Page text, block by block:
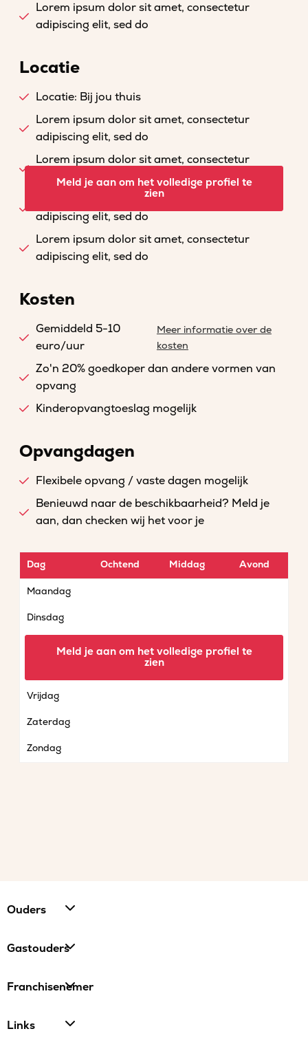
Lorem ipsum dolor sit amet, consectetur
adipiscing elit, sed do
Locatie
Locatie: Bij jou thuis
Lorem ipsum dolor sit amet, consectetur
adipiscing elit, sed do
Lorem ipsum dolor sit amet, consectetur
adipiscing elit, sed do
Lorem ipsum dolor sit amet, consectetur
adipiscing elit, sed do
Lorem ipsum dolor sit amet, consectetur
adipiscing elit, sed do
Meld je aan om het volledige profiel te
zien
Kosten
Gemiddeld 5-10
euro/uur
Meer informatie over de
kosten
Zo'n 20% goedkoper dan andere vormen van
opvang
Kinderopvangtoeslag mogelijk
Opvangdagen
Flexibele opvang / vaste dagen mogelijk
Benieuwd naar de beschikbaarheid? Meld je
aan, dan checken wij het voor je
Dag Ochtend Middag Avond
Maandag
Dinsdag
Vrijdag
Zaterdag
Zondag
Meld je aan om het volledige profiel te
zien
Ouders
Gastouders
Franchisenemer
Links